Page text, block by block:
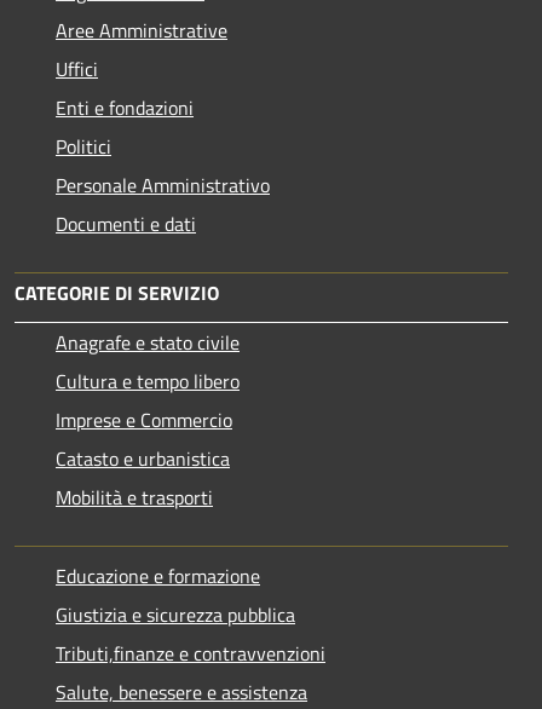
Aree Amministrative
Uffici
Enti e fondazioni
Politici
Personale Amministrativo
Documenti e dati
CATEGORIE DI SERVIZIO
Anagrafe e stato civile
Cultura e tempo libero
Imprese e Commercio
Catasto e urbanistica
Mobilità e trasporti
Educazione e formazione
Giustizia e sicurezza pubblica
Tributi,finanze e contravvenzioni
Salute, benessere e assistenza